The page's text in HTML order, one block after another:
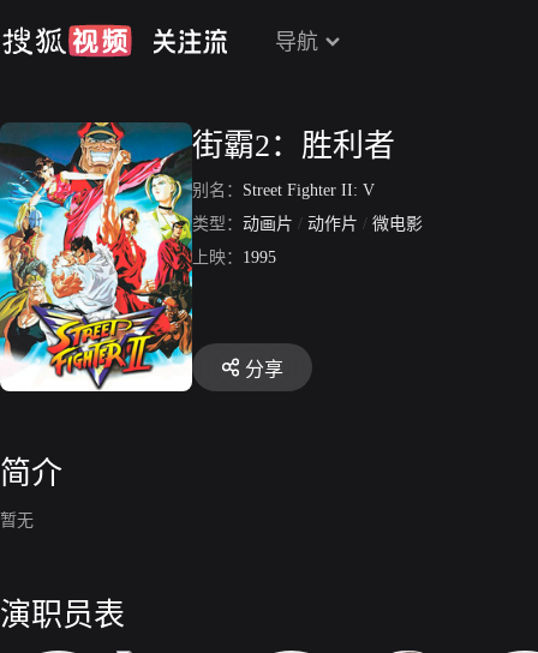
导航
街霸2：胜利者
别名： Street Fighter II: V
类型： 动画片 / 动作片 / 微电影
上映： 1995
分享
简介
暂无
演职员表